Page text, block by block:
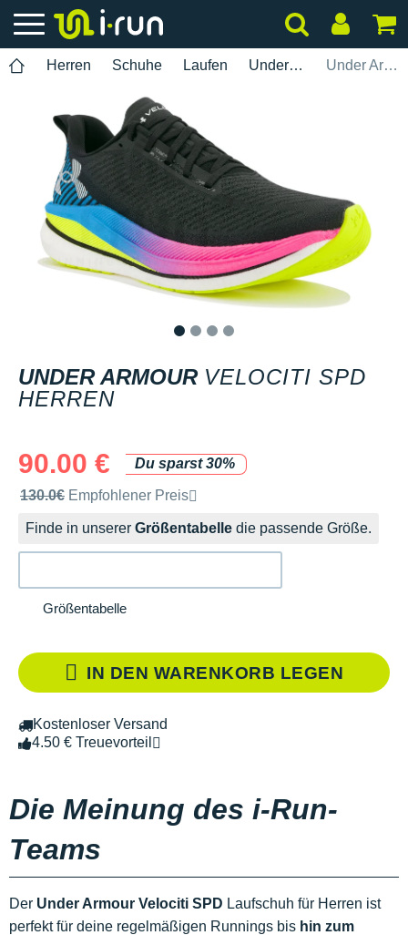
Herren Schuhe Laufen Under Armour Under Armour Velociti SPD Herren
UNDER ARMOUR VELOCITI SPD
HERREN
90.00 €
Du sparst 30%
Unverbindliche Preisempfehlung der Marke
130.0€ Empfohlener Preis
Finde in unserer Größentabelle die passende Größe.
Größentabelle
IN DEN WARENKORB LEGEN
Kostenloser Versand
4.50 € Treuevorteil
Die Meinung des i-Run-
Teams
Der Under Armour Velociti SPD Laufschuh für Herren ist
perfekt für deine regelmäßigen Runnings bis hin zum